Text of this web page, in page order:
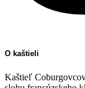
O kaštieli
Kaštieľ